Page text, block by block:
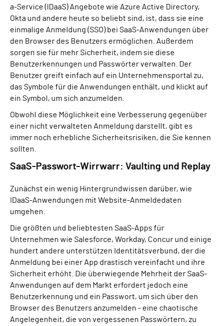
a-Service (IDaaS) Angebote wie Azure Active Directory,
Okta und andere heute so beliebt sind, ist, dass sie eine
einmalige Anmeldung (SSO) bei SaaS-Anwendungen über
den Browser des Benutzers ermöglichen. Außerdem
sorgen sie für mehr Sicherheit, indem sie diese
Benutzerkennungen und Passwörter verwalten. Der
Benutzer greift einfach auf ein Unternehmensportal zu,
das Symbole für die Anwendungen enthält, und klickt auf
ein Symbol, um sich anzumelden.
Obwohl diese Möglichkeit eine Verbesserung gegenüber
einer nicht verwalteten Anmeldung darstellt, gibt es
immer noch erhebliche Sicherheitsrisiken, die Sie kennen
sollten.
SaaS-Passwort-Wirrwarr: Vaulting und Replay
Zunächst ein wenig Hintergrundwissen darüber, wie
IDaaS-Anwendungen mit Website-Anmeldedaten
umgehen.
Die größten und beliebtesten SaaS-Apps für
Unternehmen wie Salesforce, Workday, Concur und einige
hundert andere unterstützen Identitätsverbund, der die
Anmeldung bei einer App drastisch vereinfacht und ihre
Sicherheit erhöht. Die überwiegende Mehrheit der SaaS-
Anwendungen auf dem Markt erfordert jedoch eine
Benutzerkennung und ein Passwort, um sich über den
Browser des Benutzers anzumelden - eine chaotische
Angelegenheit, die von vergessenen Passwörtern, zu